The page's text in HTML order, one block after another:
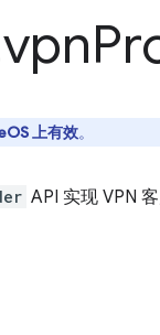
vpn
上有效。
API 实现 VPN 客